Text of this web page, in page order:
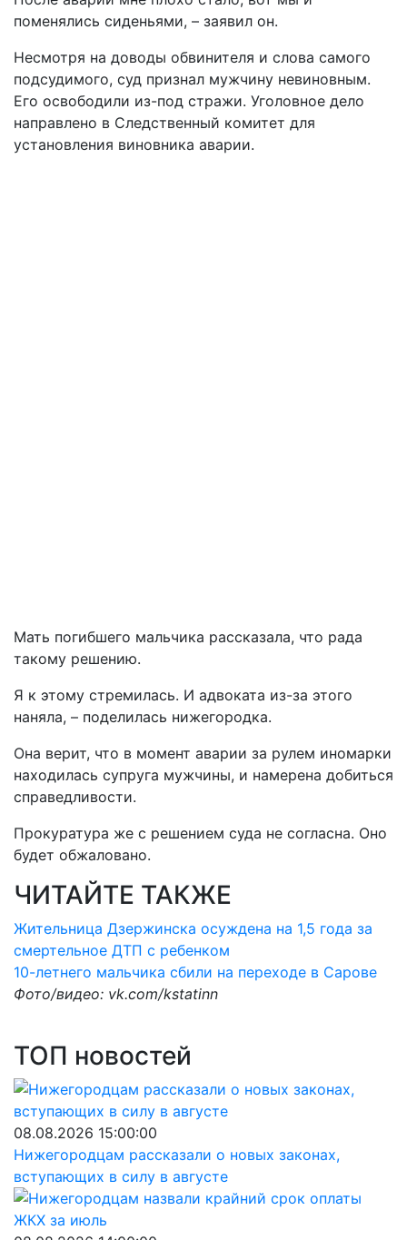
поменялись сиденьями, – заявил он.
Несмотря на доводы обвинителя и слова самого
подсудимого, суд признал мужчину невиновным.
Его освободили из-под стражи. Уголовное дело
направлено в Следственный комитет для
установления виновника аварии.
Мать погибшего мальчика рассказала, что рада
такому решению.
Я к этому стремилась. И адвоката из-за этого
наняла, – поделилась нижегородка.
Она верит, что в момент аварии за рулем иномарки
находилась супруга мужчины, и намерена добиться
справедливости.
Прокуратура же с решением суда не согласна. Оно
будет обжаловано.
ЧИТАЙТЕ ТАКЖЕ
Жительница Дзержинска осуждена на 1,5 года за
смертельное ДТП с ребенком
10-летнего мальчика сбили на переходе в Сарове
Фото/видео: vk.com/kstatinn
ТОП новостей
08.08.2026 15:00:00
Нижегородцам рассказали о новых законах,
вступающих в силу в августе